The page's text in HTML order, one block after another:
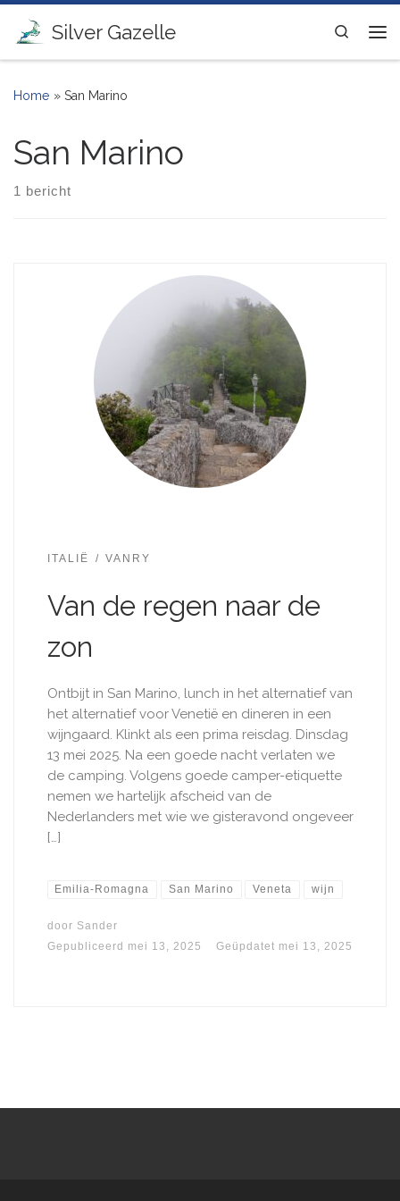
Ga naar inhoud
Silver Gazelle
Search
Home » San Marino
San Marino
1 bericht
ITALIË VANRY
Van de regen naar de
zon
Ontbijt in San Marino, lunch in het alternatief van
het alternatief voor Venetië en dineren in een
wijngaard. Klinkt als een prima reisdag. Dinsdag
13 mei 2025. Na een goede nacht verlaten we
de camping. Volgens goede camper-etiquette
nemen we hartelijk afscheid van de
Nederlanders met wie we gisteravond ongeveer
[…]
Emilia-Romagna San Marino Veneta wijn
door Sander
Gepubliceerd mei 13, 2025 Geüpdatet mei 13, 2025